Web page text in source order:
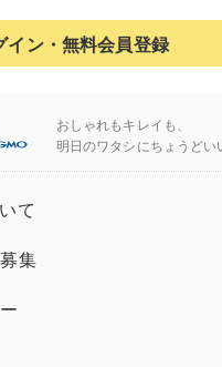
イン・無料会員登録
おしゃれもキレイも、
明日のワタシにちょうどい
て
集